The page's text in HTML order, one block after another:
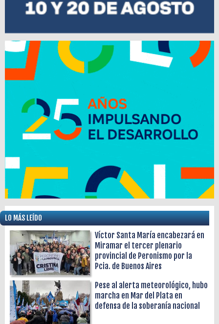
LO MÁS LEÍDO
Víctor Santa María encabezará en
Miramar el tercer plenario
provincial de Peronismo por la
Pcia. de Buenos Aires
Pese al alerta meteorológico, hubo
marcha en Mar del Plata en
defensa de la soberanía nacional